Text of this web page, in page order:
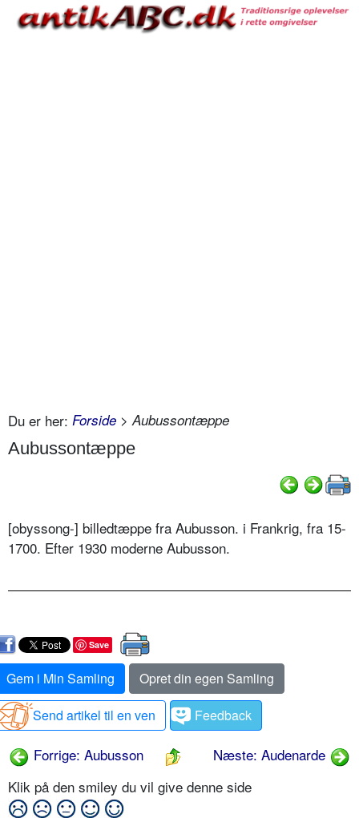
Du er her: Forside > Aubussontæppe
Aubussontæppe
[obyssong-] billedtæppe fra Aubusson. i Frankrig, fra 15-
1700. Efter 1930 moderne Aubusson.
Save
Gem i Min Samling
Opret din egen Samling
Send artikel til en ven
Feedback
Forrige: Aubusson
Næste: Audenarde
Klik på den smiley du vil give denne side